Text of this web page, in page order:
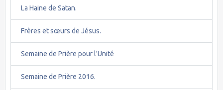
La Haine de Satan.
Frères et sœurs de Jésus.
Semaine de Prière pour l'Unité
Semaine de Prière 2016.